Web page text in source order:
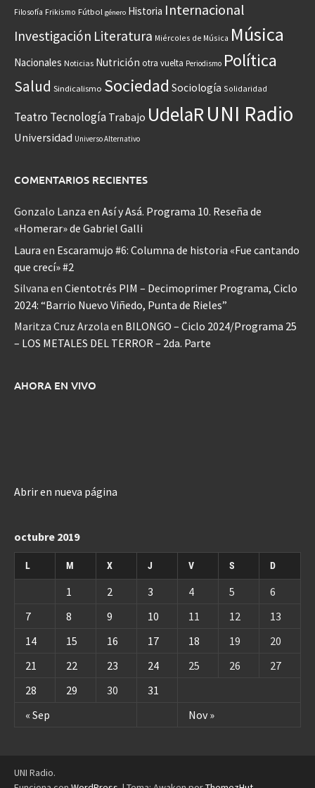
Filosofía Frikismo Fútbol género Historia Internacional
Investigación Literatura Miércoles de Música Música
Nacionales Noticias Nutrición otra vuelta Periodismo Política
Salud Sindicalismo Sociedad Sociología Solidaridad
Teatro Tecnología Trabajo UdelaRUNI Radio
Universidad Universo Alternativo
COMENTARIOS RECIENTES
Gonzalo Lanza en Así y Asá. Programa 10. Reseña de
«Homerar» de Gabriel Galli
Laura en Escaramujo #6: Columna de historia «Fue cantando
que crecí» #2
Silvana en Cientotrés PIM – Decimoprimer Programa, Ciclo
2024: “Barrio Nuevo Viñedo, Punta de Rieles”
Maritza Cruz Arzola en BILONGO – Ciclo 2024/Programa 25
– LOS METALES DEL TERROR – 2da. Parte
AHORA EN VIVO
Abrir en nueva página
octubre 2019
L M X J V S D
« Sep Nov »
1 2 3 4 5
6
7
8 9 10 11 12
13
14
15 16 17 18 19
20
21
22 23 24 25 26
27
28
29 30 31
UNI Radio.